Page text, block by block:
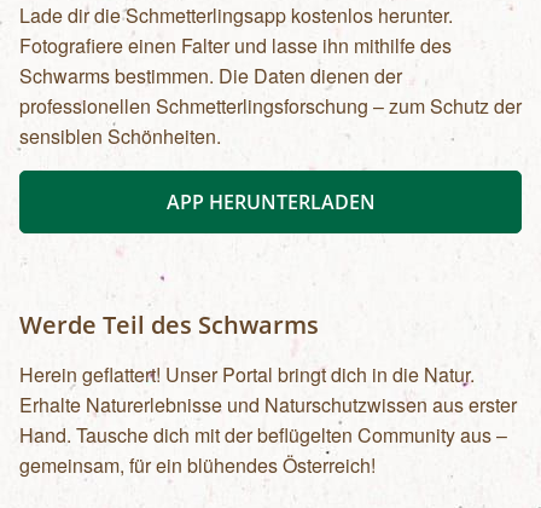
Lade dir die Schmetterlingsapp kostenlos herunter.
Fotografiere einen Falter und lasse ihn mithilfe des
Schwarms bestimmen. Die Daten dienen der
professionellen Schmetterlingsforschung – zum Schutz der
sensiblen Schönheiten.
APP HERUNTERLADEN
Werde Teil des Schwarms
Herein geflattert! Unser Portal bringt dich in die Natur.
Erhalte Naturerlebnisse und Naturschutzwissen aus erster
Hand. Tausche dich mit der beflügelten Community aus –
gemeinsam, für ein blühendes Österreich!